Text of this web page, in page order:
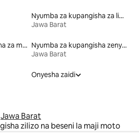
Nyumba za kupangisha za likizo
Jawa Barat
Nyumba za kupangisha za mviringo
Nyumba za kupangisha zenye Ski-in/ski-out
Jawa Barat
Onyesha zaidi
Jawa Barat
zilizo na beseni la maji moto